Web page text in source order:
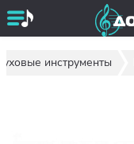
инструменты